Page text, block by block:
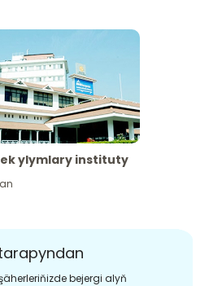
ylymlary instituty
bejergi alyň